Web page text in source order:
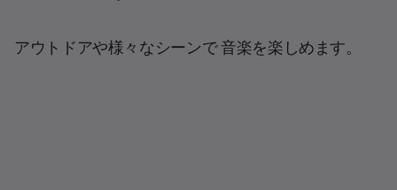
アウトドアや様々なシーンで 音楽を楽しめます。